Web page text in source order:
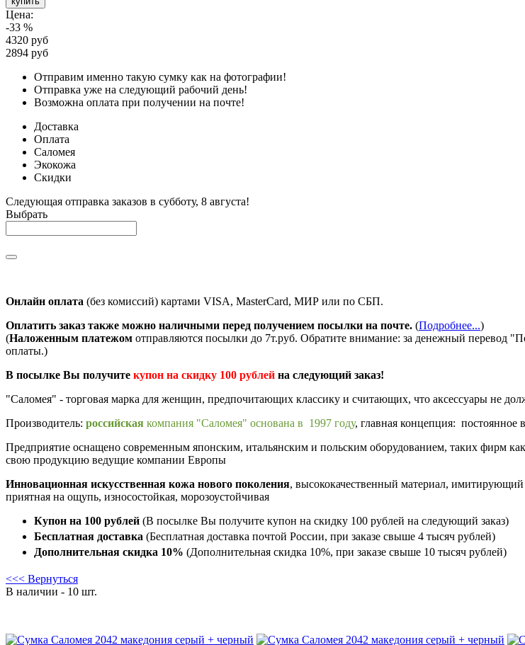
Цена:
-33 %
4320 руб
2894 руб
Отправим именно такую сумку как на фотографии!
Отправка уже на следующий рабочий день!
Возможна оплата при получении на почте!
Доставка
Оплата
Саломея
Экокожа
Скидки
Следующая отправка заказов в субботу, 8 августа!
Выбрать
Онлайн оплата (без комиссий) картами VISA, MasterCard, МИР или по СБП.
Оплатить заказ также можно наличными перед получением посылки на почте. (Подробнее...)
(Наложенным платежом отправляются посылки до 7т.руб. Обратите внимание: за денежный перевод
оплаты.)
В посылке Вы получите купон на скидку 100 рублей на следующий заказ!
"Саломея" - торговая марка для женщин, предпочитающих классику и считающих, что аксессуары не
Производитель: российская компания "Саломея" основана в 1997 году, главная концепция: постоянное
Предприятие оснащено современным японским, итальянским и польским оборудованием, таких фирм
свою продукцию ведущие компании Европы
Инновационная искусственная кожа нового поколения, высококачественный материал, имитирующий
приятная на ощупь, износостойкая, морозоустойчивая
Купон на 100 рублей (В посылке Вы получите купон на скидку 100 рублей на следующий заказ)
Бесплатная доставка (Бесплатная доставка почтой России, при заказе свыше 4 тысяч рублей)
Дополнительная скидка 10% (Дополнительная скидка 10%, при заказе свыше 10 тысяч рублей)
<<< Вернуться
В наличии - 10 шт.